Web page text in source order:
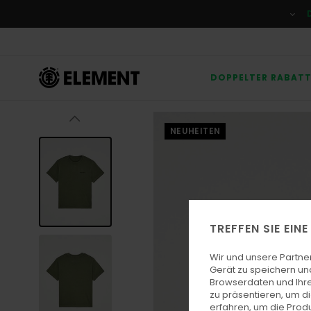
Produktinformation
DOPPELTER RABATT
NEUHEITEN
TREFFEN SIE
Wir und unsere
Gerät zu speichern
Browserdaten und
zu präsentieren, um
erfahren, um die